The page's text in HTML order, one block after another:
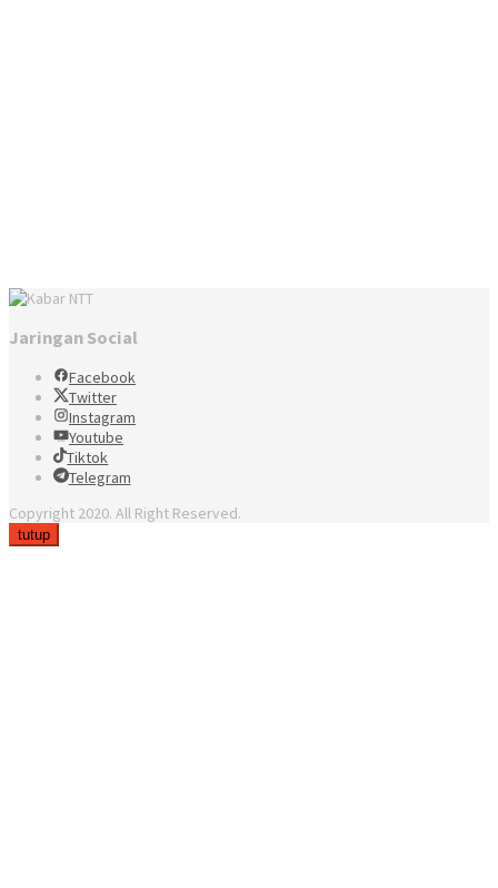
Jaringan Social
Facebook
Twitter
Instagram
Youtube
Tiktok
Telegram
Copyright 2020. All Right Reserved.
tutup